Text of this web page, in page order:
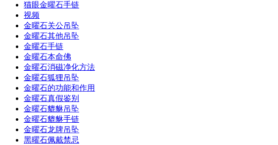
猫眼金曜石手链
视频
金曜石关公吊坠
金曜石其他吊坠
金曜石手链
金曜石本命佛
金曜石消磁净化方法
金曜石狐狸吊坠
金曜石的功能和作用
金曜石真假鉴别
金曜石貔貅吊坠
金曜石貔貅手链
金曜石龙牌吊坠
黑曜石佩戴禁忌